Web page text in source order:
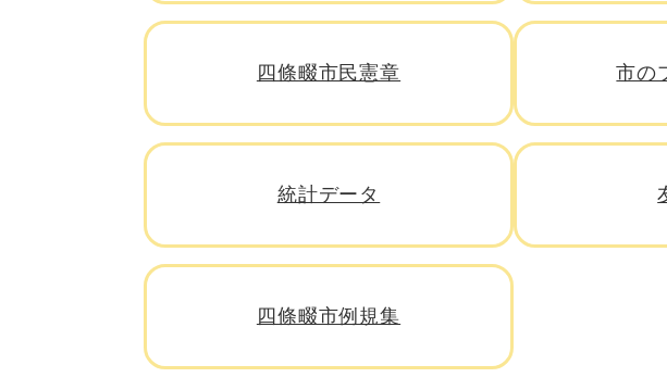
交通
ペット・動物
四條畷市民憲章 市の
統計データ
四條畷市例規集